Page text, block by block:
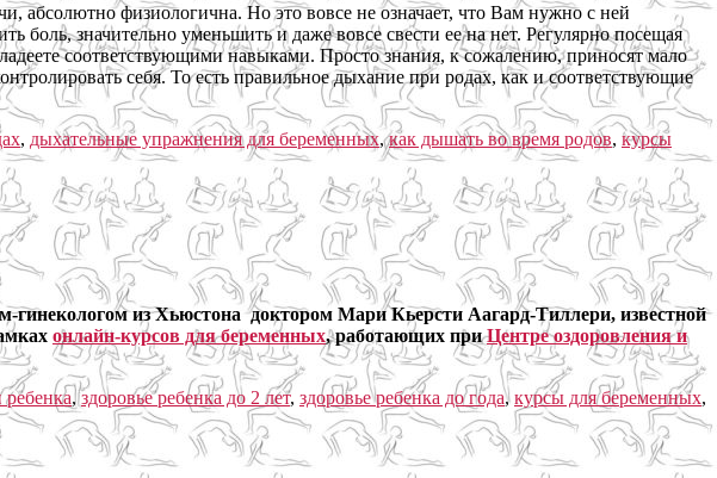
абсолютно физиологична. Но это вовсе не означает, что Вам нужно с ней
значительно уменьшить и даже вовсе свести ее на нет. Регулярно посещая
соответствующими навыками. Просто знания, к сожалению, приносят мало
себя. То есть правильное дыхание при родах, как и соответствующие
, дыхательные упражнения для беременных,как дышать во время родов, курсы
гинекологом из Хьюстона доктором Мари Кьерсти Аагард-Тиллери, известной
онлайн-курсов для беременных, работающих приЦентре оздоровления и
ребенка,здоровье ребенка до 2 лет, здоровье ребенка до года,курсы для беременных,